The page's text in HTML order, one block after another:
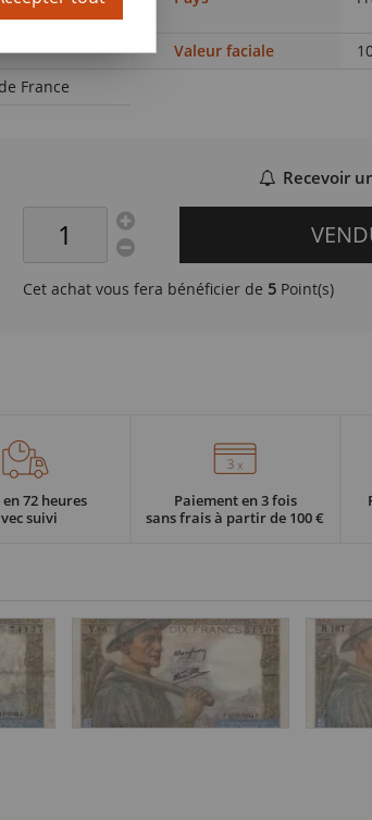
(F. 8.6)
Valeur faciale
France
Recevoir
Cet achat vous fera bénéficier de 5 Point(s)
72 heures
suivi
Paiement en 3 fois
sans frais à partir de 100 €